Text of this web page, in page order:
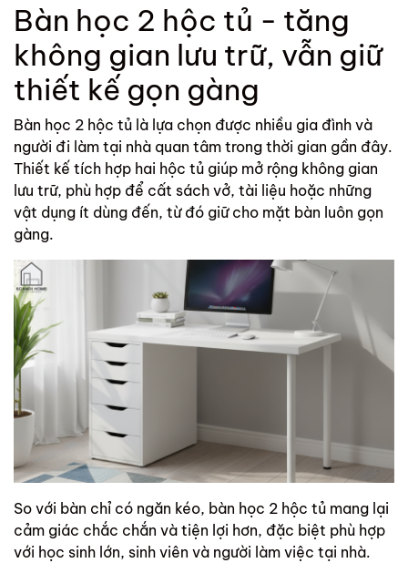
Bàn học 2 hộc tủ - tăng
không gian lưu trữ, vẫn giữ
thiết kế gọn gàng
Bàn học 2 hộc tủ là lựa chọn được nhiều gia đình và
người đi làm tại nhà quan tâm trong thời gian gần đây.
Thiết kế tích hợp hai hộc tủ giúp mở rộng không gian
lưu trữ, phù hợp để cất sách vở, tài liệu hoặc những
vật dụng ít dùng đến, từ đó giữ cho mặt bàn luôn gọn
gàng.
So với bàn chỉ có ngăn kéo, bàn học 2 hộc tủ mang lại
cảm giác chắc chắn và tiện lợi hơn, đặc biệt phù hợp
với học sinh lớn, sinh viên và người làm việc tại nhà.